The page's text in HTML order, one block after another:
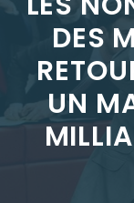
DES
UN